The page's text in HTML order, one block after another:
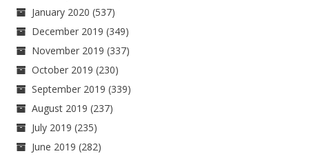
January 2020 (537)
December 2019 (349)
November 2019 (337)
October 2019 (230)
September 2019 (339)
August 2019 (237)
July 2019 (235)
June 2019 (282)